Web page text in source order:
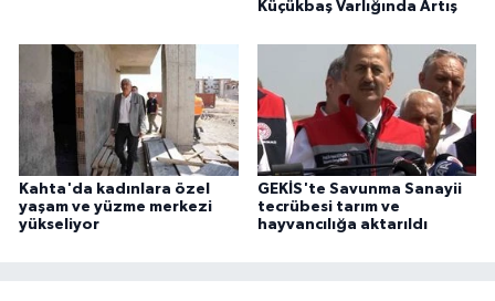
Küçükbaş Varlığında Artış
Kahta'da kadınlara özel
yaşam ve yüzme merkezi
yükseliyor
GEKİS'te Savunma Sanayii
tecrübesi tarım ve
hayvancılığa aktarıldı